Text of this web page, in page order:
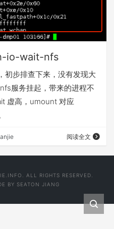
io-wait-nfs
初步排查下来，没有发现大
服务挂起，带来的进程不
虚高，umount 对应
阅读全文
ALL RIGHTS RESERVED.
BY SEATON JIANG